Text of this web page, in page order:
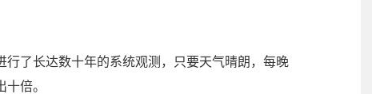
了长达数十年的系统观测，只要天气晴朗，每晚
倍。